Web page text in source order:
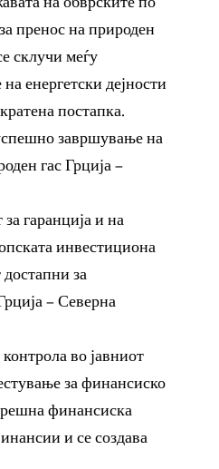
пренос на природен
склучи меѓу
енергетски дејности
постапка.
завршување на
гас Грција –
гаранција и на
инвестициона
за
– Северна
во јавниот
за финансиско
финансиска
и се создава